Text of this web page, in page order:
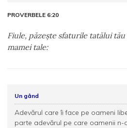
PROVERBELE 6:20
Fiule, păzeşte sfaturile tatălui
mamei tale:
Un gând
Adevărul care îi face pe oameni
parte adevărul pe care oamenii n-